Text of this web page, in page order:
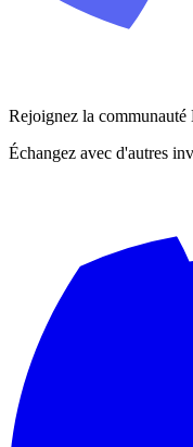
Rejoignez la communauté
Échangez avec d'autres